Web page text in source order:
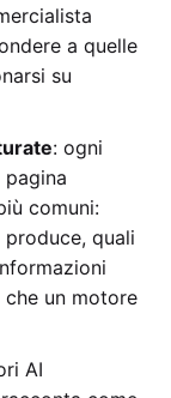
a quelle
su
: ogni
comuni:
produce, quali
un motore
AI